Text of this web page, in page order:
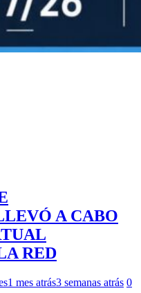
A CABO
RED
1 mes atrás3 semanas atrás 0